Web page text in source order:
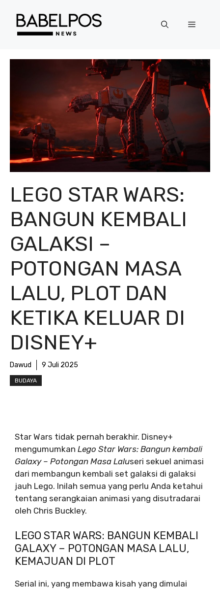
Menu
LEGO STAR WARS:
BANGUN KEMBALI
GALAKSI –
POTONGAN MASA
LALU, PLOT DAN
KETIKA KELUAR DI
DISNEY+
Dawud 9 Juli 2025
BUDAYA
Star Wars tidak pernah berakhir. Disney+
mengumumkan Lego Star Wars: Bangun kembali
Galaxy – Potongan Masa Laluseri sekuel animasi
dari membangun kembali set galaksi di galaksi
jauh Lego. Inilah semua yang perlu Anda ketahui
tentang serangkaian animasi yang disutradarai
oleh Chris Buckley.
LEGO STAR WARS: BANGUN KEMBALI
GALAXY – POTONGAN MASA LALU,
KEMAJUAN DI PLOT
Serial ini, yang membawa kisah yang dimulai